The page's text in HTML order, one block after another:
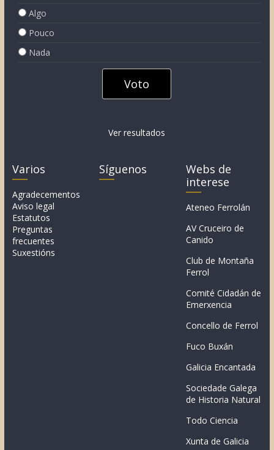
Algo
Pouco
Nada
Ver resultados
Varios
Agradecementos
Aviso legal
Estatutos
Preguntas
frecuentes
Suxestións
Síguenos
Webs de
interese
Ateneo Ferrolán
AV Cruceiro de
Canido
Club de Montaña
Ferrol
Comité Cidadán de
Emerxencia
Concello de Ferrol
Fuco Buxán
Galicia Encantada
Sociedade Galega
de Historia Natural
Todo Ciencia
Xunta de Galicia